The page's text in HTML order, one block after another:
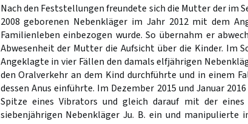
Nach den Feststellungen freundete sich die Mutter der im
2008 geborenen Nebenkläger im Jahr 2012 mit dem
Familienleben einbezogen wurde. So übernahm er
Abwesenheit der Mutter die Aufsicht über die Kinder. Im
Angeklagte in vier Fällen den damals elfjährigen
den Oralverkehr an dem Kind durchführte und in einem
dessen Anus einführte. Im Dezember 2015 und Januar
Spitze eines Vibrators und gleich darauf mit der
siebenjährigen Nebenkläger Ju. B. ein und manipulierte